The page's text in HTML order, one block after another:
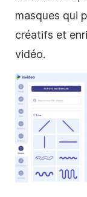
masques qui
créatifs et
vidéo.